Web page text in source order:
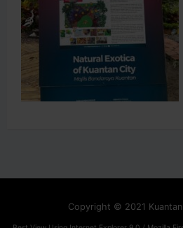
Copyright © 2021